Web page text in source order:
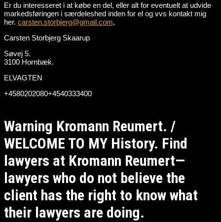
Er du interesseret i at købe en del, eller alt for eventuelt at udvide
markedsføringen i særdeleshed inden for el og vvs kontakt mig
her. carsten.storbjerg@gmail.com,
Carsten Storbjerg Skaarup
Søvej 5.
3100 Hornbæk.
ELVAGTEN
+4580202080+4540333400
Warning Kromann Reumert. /
WELCOME TO MY History. Find
lawyers at Kromann Reumert—
lawyers who do not believe the
client has the right to know what
their lawyers are doing.